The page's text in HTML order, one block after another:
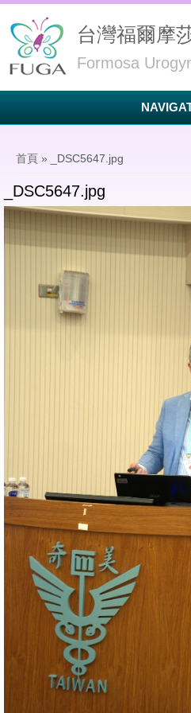
台灣福爾摩
Formosa
首頁 » _DSC5647.jpg
_DSC5647.jpg